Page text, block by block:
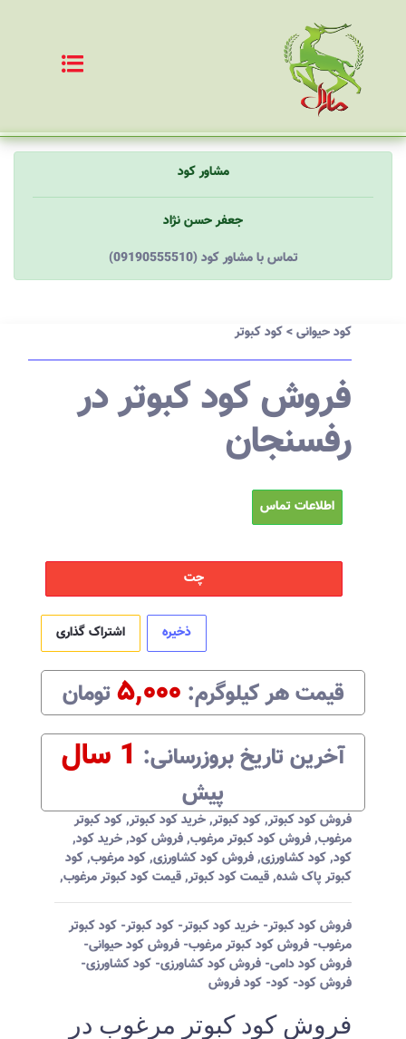
مشاور کود
جعفر حسن نژاد
(09190555510) تماس با مشاور کود
کود حیوانی>کود کبوتر
فروش کود کبوتر در
رفسنجان
اطلاعات تماس
چت
ذخیره اشتراک گذاری
قیمت هرکیلوگرم:‌ ۵,۰۰۰تومان
آخرین تاریخ بروزرسانی:‌ 1 سال
پیش
فروش کود کبوتر,کود کبوتر,خرید کود کبوتر,کود کبوتر
مرغوب,فروش کود کبوتر مرغوب,فروش کود,خرید کود,
کود,کود کشاورزی,فروش کود کشاورزی,کود مرغوب,کود
کبوتر پاک شده,قیمت کود کبوتر,قیمت کود کبوتر مرغوب,
فروش کود کبوتر- خرید کود کبوتر- کود کبوتر- کود کبوتر
مرغوب- فروش کود کبوتر مرغوب- فروش کود حیوانی-
فروش کود دامی- فروش کود کشاورزی- کود کشاورزی-
فروش کود- کود- کود فروش
فروش کود کبوتر مرغوب در